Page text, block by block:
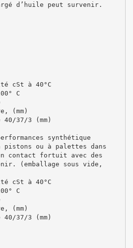
d’huile peut survenir.
cSt à 40°C
C
(mm)
37/3 (mm)
synthétique
pistons ou à palettes dans
contact fortuit avec des
(emballage sous vide,
cSt à 40°C
C
(mm)
37/3 (mm)